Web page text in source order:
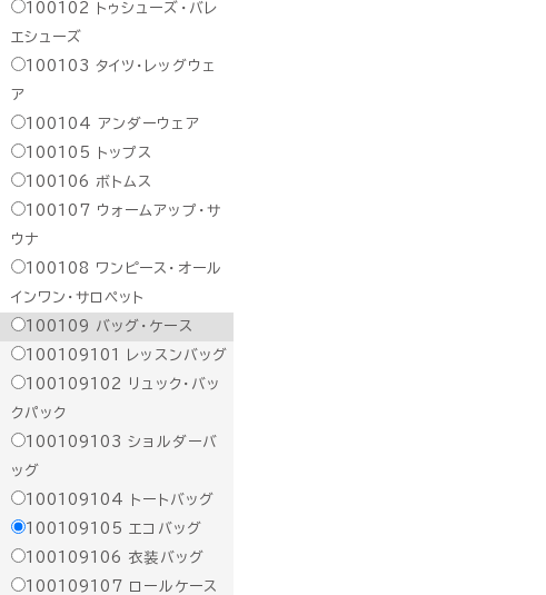
100102
トゥシューズ・バレ
エシューズ
100103 タイツ・レッグウェ
ア
100104 アンダーウェア
100105
トップス
100106
ボトムス
100107
ウォームアップ・サ
ウナ
100108
ワンピース・オール
インワン・サロペット
100109
バッグ・ケース
100109101
レッスンバッグ
100109102
リュック・バッ
クパック
100109103 ショルダーバ
ッグ
100109104
トートバッグ
100109105
エコバッグ
100109106
衣装バッグ
100109107
ロールケース